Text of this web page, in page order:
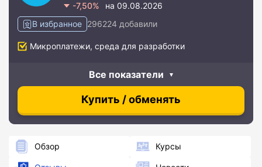
-7,50%
на 09.08.2026
В избранное 296224 добавили
Микроплатежи, среда для разработки
Все показатели
Купить / обменять
Обзор Курсы